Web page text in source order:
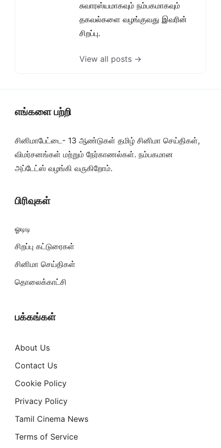
சுவாரஸ்யமாகவும் நம்பகமாகவும்
தகவல்களை வழங்குவது இவரின்
சிறப்பு.
View all posts →
எங்களை பற்றி
சினிமாபேட்டை- 13 ஆண்டுகள் தமிழ் சினிமா செய்திகள்,
விமர்சனங்கள் மற்றும் நேர்காணல்கள். நம்பகமான
அப்டேட்ஸ் வழங்கி வருகிறோம்.
பிரிவுகள்
ஓடிடி
சிறப்பு கட்டுரைகள்
சினிமா செய்திகள்
தொலைக்காட்சி
பக்கங்கள்
About Us
Contact Us
Cookie Policy
Privacy Policy
Tamil Cinema News
Terms of Service